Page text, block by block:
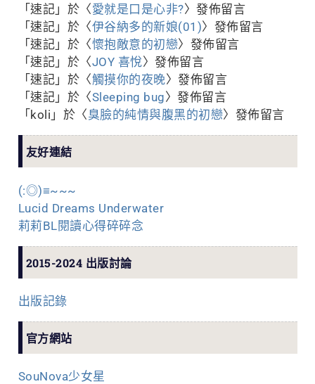
「 速記 」於〈愛就是口是心非?〉發佈留言
「 速記 」於〈伊谷納多的新娘(01)〉發佈留言
「 速記 」於〈懷抱敵意的初戀〉發佈留言
「 速記 」於〈JOY 喜悅〉發佈留言
「 速記 」於〈觸摸你的夜晚〉發佈留言
「 速記 」於〈Sleeping bug〉發佈留言
「 koli 」於〈臭臉的純情與腹黑的初戀〉發佈留言
友好連結
(:◎)≡~~~
Lucid Dreams Underwater
莉莉BL閱讀心得碎碎念
2015-2024 出版討論
出版記錄
官方網站
SouNova少女星